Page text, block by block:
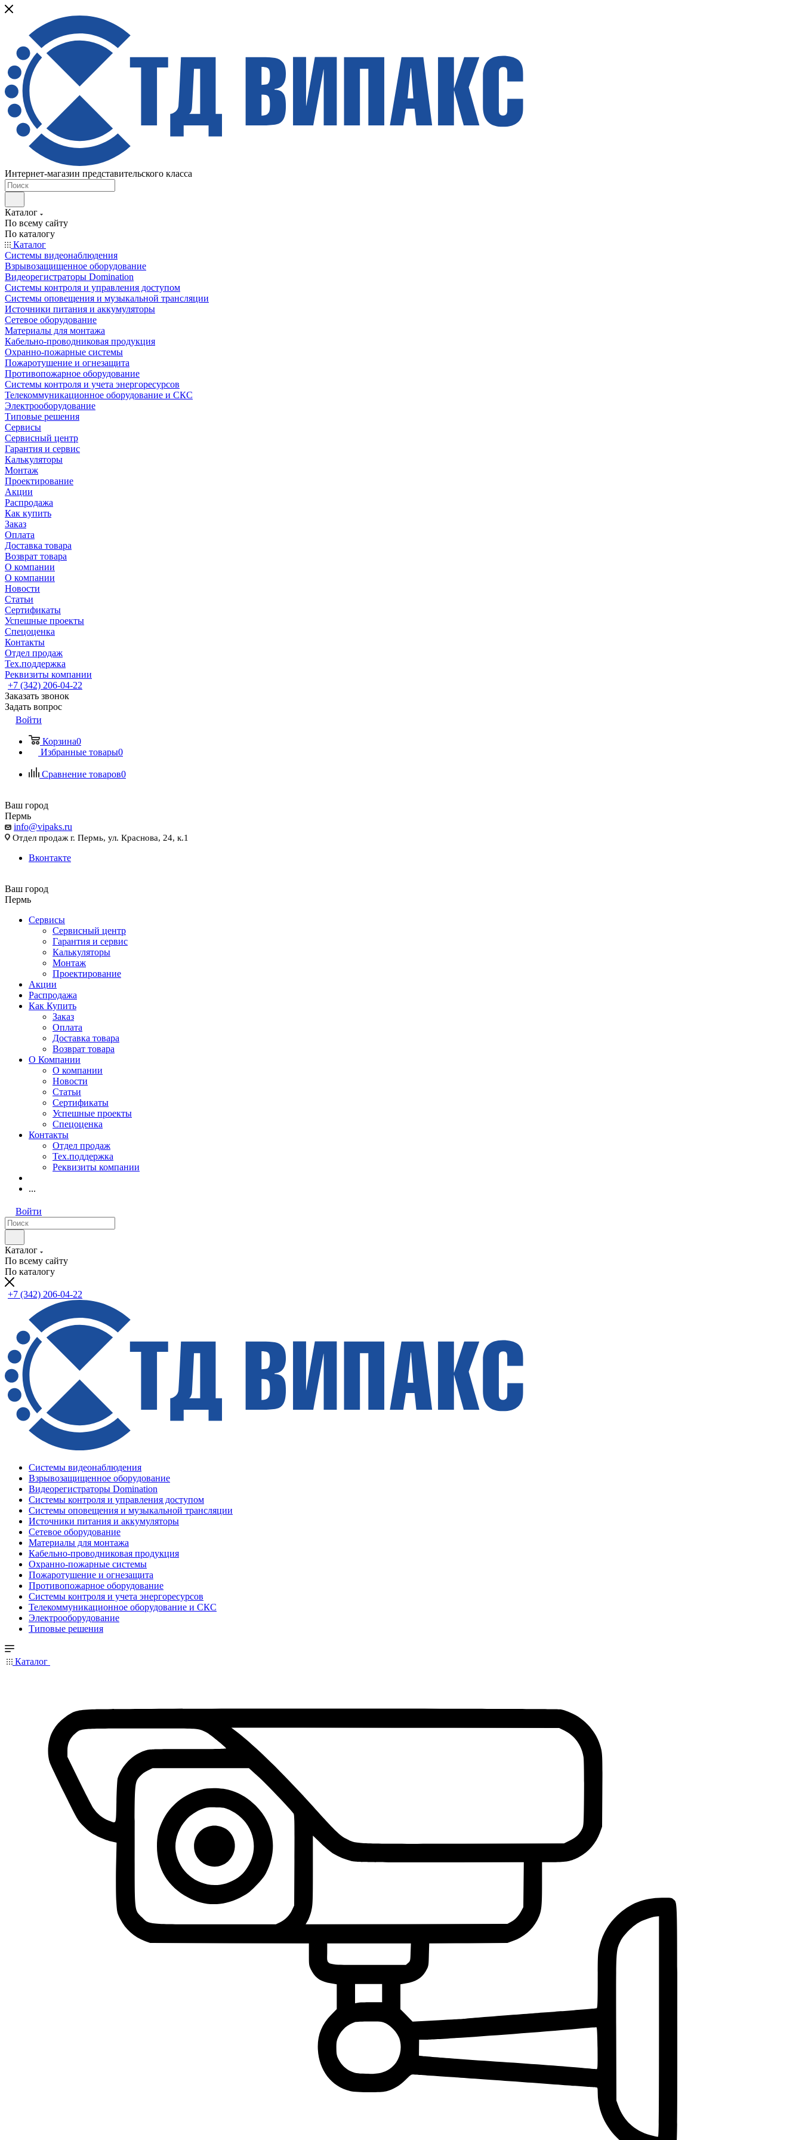
Интернет-магазин представительского класса
Каталог
По всему сайту
По каталогу
Каталог
Системы видеонаблюдения
Взрывозащищенное оборудование
Видеорегистраторы Domination
Системы контроля и управления доступом
Системы оповещения и музыкальной трансляции
Источники питания и аккумуляторы
Сетевое оборудование
Материалы для монтажа
Кабельно-проводниковая продукция
Охранно-пожарные системы
Пожаротушение и огнезащита
Противопожарное оборудование
Системы контроля и учета энергоресурсов
Телекоммуникационное оборудование и СКС
Электрооборудование
Типовые решения
Сервисы
Сервисный центр
Гарантия и сервис
Калькуляторы
Монтаж
Проектирование
Акции
Распродажа
Как купить
Заказ
Оплата
Доставка товара
Возврат товара
О компании
О компании
Новости
Статьи
Сертификаты
Успешные проекты
Спецоценка
Контакты
Отдел продаж
Тех.поддержка
Реквизиты компании
+7 (342) 206-04-22
Заказать звонок
Задать вопрос
Войти
Корзина0
Избранные товары0
Сравнение товаров0
Ваш город
Пермь
info@vipaks.ru
Отдел продаж г. Пермь, ул. Краснова, 24, к.1
Вконтакте
Ваш город
Пермь
Сервисы
Сервисный центр
Гарантия и сервис
Калькуляторы
Монтаж
Проектирование
Акции
Распродажа
Как Купить
Заказ
Оплата
Доставка товара
Возврат товара
О Компании
О компании
Новости
Статьи
Сертификаты
Успешные проекты
Спецоценка
Контакты
Отдел продаж
Тех.поддержка
Реквизиты компании
...
Войти
Каталог
По всему сайту
По каталогу
+7 (342) 206-04-22
Системы видеонаблюдения
Взрывозащищенное оборудование
Видеорегистраторы Domination
Системы контроля и управления доступом
Системы оповещения и музыкальной трансляции
Источники питания и аккумуляторы
Сетевое оборудование
Материалы для монтажа
Кабельно-проводниковая продукция
Охранно-пожарные системы
Пожаротушение и огнезащита
Противопожарное оборудование
Системы контроля и учета энергоресурсов
Телекоммуникационное оборудование и СКС
Электрооборудование
Типовые решения
Каталог